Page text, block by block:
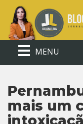
MENU
mais um